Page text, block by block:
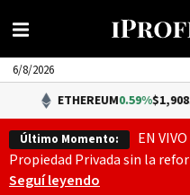
6/8/2026
ETHEREUM0.59%$1,908.74
Último Momento:
EN
Propiedad Privada sin la
Seguí leyendo